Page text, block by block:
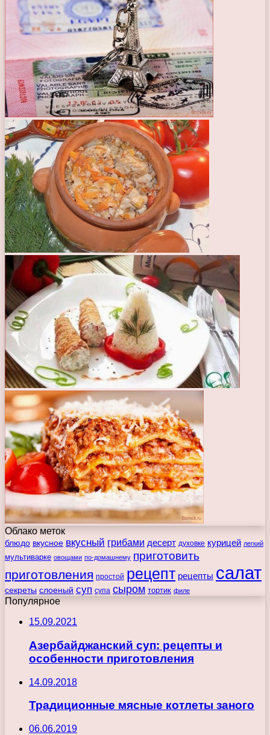
Облако меток
блюдо вкусное вкусный грибами десерт духовке курицей легкий
мультиварке овощами по-домашнему приготовить
приготовления простой рецепт рецепты салат
секреты слоеный суп супа сыром тортик филе
Популярное
15.09.2021
Азербайджанский суп: рецепты и
особенности приготовления
14.09.2018
Традиционные мясные котлеты заного
06.06.2019